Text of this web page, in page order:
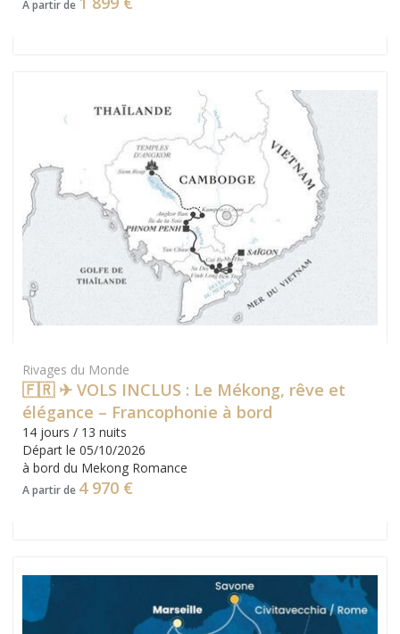
A partir de
Rivages du Monde
🇫🇷 ✈ VOLS INCLUS : Le Mékong, rêve et
élégance – Francophonie à bord
14 jours / 13 nuits
Départ le 05/10/2026
à bord du Mekong Romance
A partir de 4 970 €